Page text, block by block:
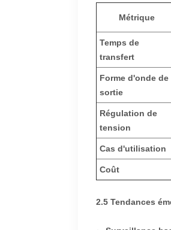
Métrique
Temps de
transfert
Forme d'onde de
sortie
Régulation de
tension
Cas d'utilisation
Coût
2.5 Tendances